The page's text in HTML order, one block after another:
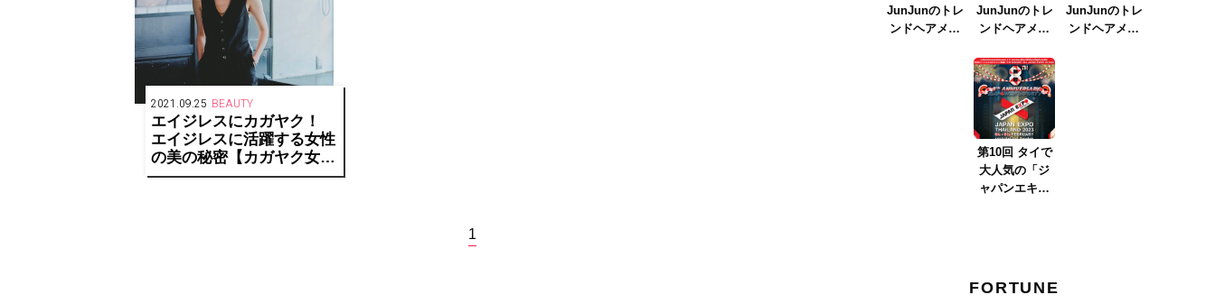
2021.09.25 BEAUTY
エイジレスにカガヤク！
エイジレスに活躍する女性
の美の秘密【カガヤク女性
vol.2】
1
JunJunのトレ
ンドヘアメイ
JunJunのトレ
ンドヘアメイ
イク
ver.2023』
JunJunのトレ
ンドヘアメイ
第10回 タイで
大人気の「ジ
ャパンエキス
FORTUNE